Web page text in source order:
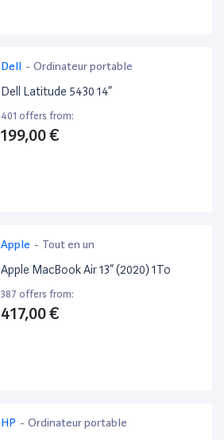
Dell - Ordinateur portable
Dell Latitude 5430 14”
401 offers from:
199,00 €
Apple - Tout en un
Apple MacBook Air 13” (2020) 1To
387 offers from:
417,00 €
HP - Ordinateur portable